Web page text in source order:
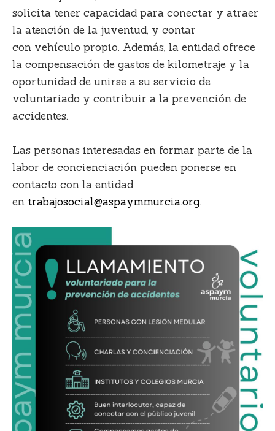
solicita tener capacidad para conectar y atraer
la atención de la juventud, y contar
con vehículo propio. Además, la entidad ofrece
la compensación de gastos de kilometraje y la
oportunidad de unirse a su servicio de
voluntariado y contribuir a la prevención de
accidentes.
Las personas interesadas en formar parte de la
labor de concienciación pueden ponerse en
contacto con la entidad
en trabajosocial@aspaymmurcia.org.